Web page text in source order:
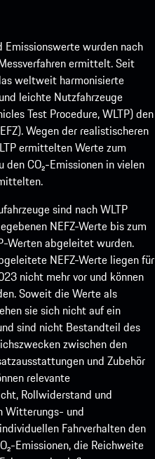
Emissionswerte wurden nach
ermittelt. Seit
weltweit harmonisierte
leichte Nutzfahrzeuge
Test Procedure, WLTP) den
Wegen der realistischeren
ermittelten Werte zum
CO₂-Emissionen in vielen
sind nach WLTP
NEFZ-Werte bis zum
Werten abgeleitet wurden.
NEFZ-Werte liegen für
nicht mehr vor und können
Soweit die Werte als
sie sich nicht auf ein
sind nicht Bestandteil des
zwischen den
und Zubehör
relevante
Rollwiderstand und
Witterungs- und
Fahrverhalten den
Emissionen, die Reichweite